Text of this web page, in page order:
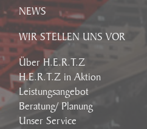
NEWS
WIR STELLEN UNS VOR
Über H.E.R.T.Z
H.E.R.T.Z in Aktion
Leistungsangebot
Beratung/ Planung
Unser Service